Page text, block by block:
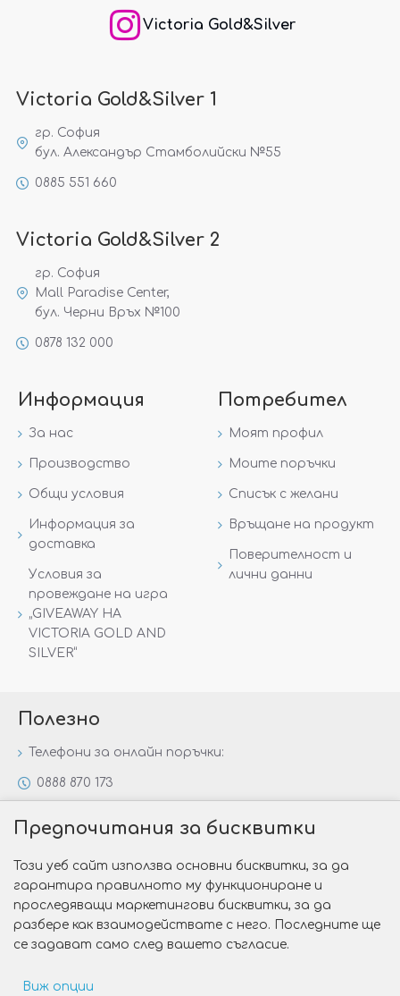
Victoria Gold&Silver
Victoria Gold&Silver 1
гр. София
бул. Александър Стамболийски №55
0885 551 660
Victoria Gold&Silver 2
гр. София
Mall Paradise Center,
бул. Черни Връх №100
0878 132 000
Информация
За нас
Производство
Общи условия
Информация за
доставка
Условия за
провеждане на игра
„GIVEAWAY НА
VICTORIA GOLD AND
SILVER“
Потребител
Моят профил
Моите поръчки
Списък с желани
Връщане на продукт
Поверителност и
лични данни
Полезно
Телефони за онлайн поръчки:
0888 870 173
Специални предложения
Защо да изберете Victoria Gold&Silver?
Как да изберем годежен пръстен?
Предпочитания за бисквитки
Този уеб сайт използва основни бисквитки, за да
гарантира правилното му функциониране и
проследяващи маркетингови бисквитки, за да
разбере как взаимодействате с него. Последните ще
се задават само след вашето съгласие.
Виж опции